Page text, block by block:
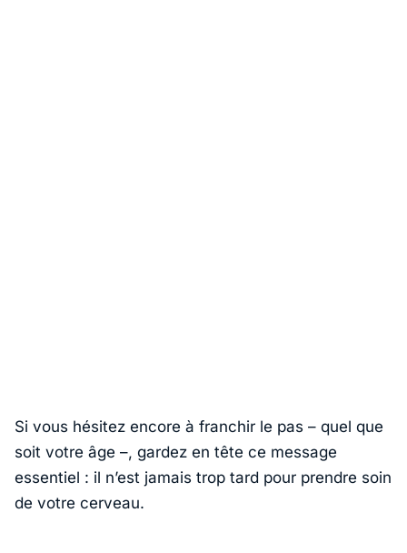
Si vous hésitez encore à franchir le pas – quel que
soit votre âge –, gardez en tête ce message
essentiel : il n’est jamais trop tard pour prendre soin
de votre cerveau.